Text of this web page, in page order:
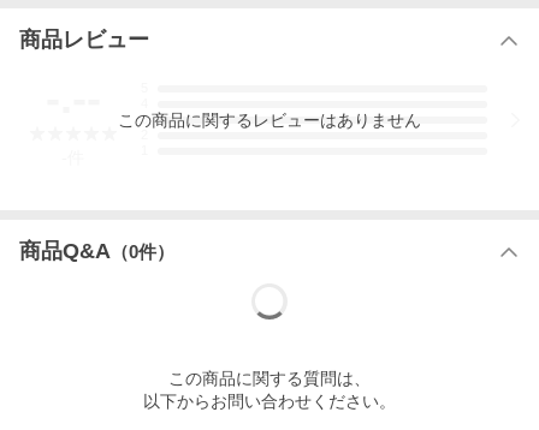
商品レビュー
3
この商品に関するレビューはありません
商品Q&A （0件）
この商品に関する質問は、
以下からお問い合わせください。